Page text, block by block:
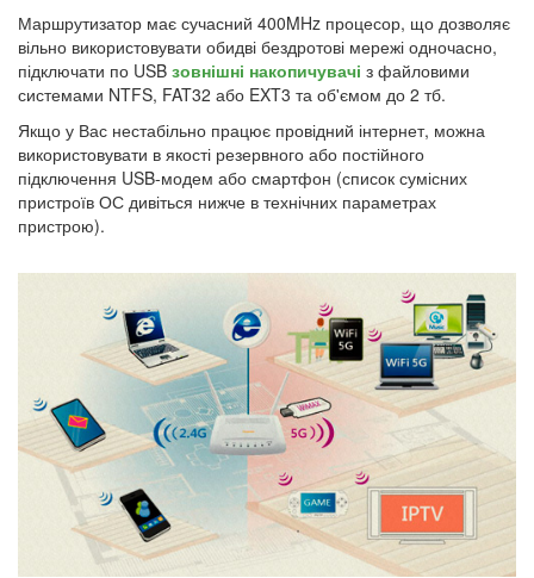
Маршрутизатор має сучасний 400MHz процесор, що дозволяє
вільно використовувати обидві бездротові мережі одночасно,
підключати по USB зовнішні накопичувачі з файловими
системами NTFS, FAT32 або EXT3 та об'ємом до 2 тб.
Якщо у Вас нестабільно працює провідний інтернет, можна
використовувати в якості резервного або постійного
підключення USB-модем або смартфон (список сумісних
пристроїв ОС дивіться нижче в технічних параметрах
пристрою).